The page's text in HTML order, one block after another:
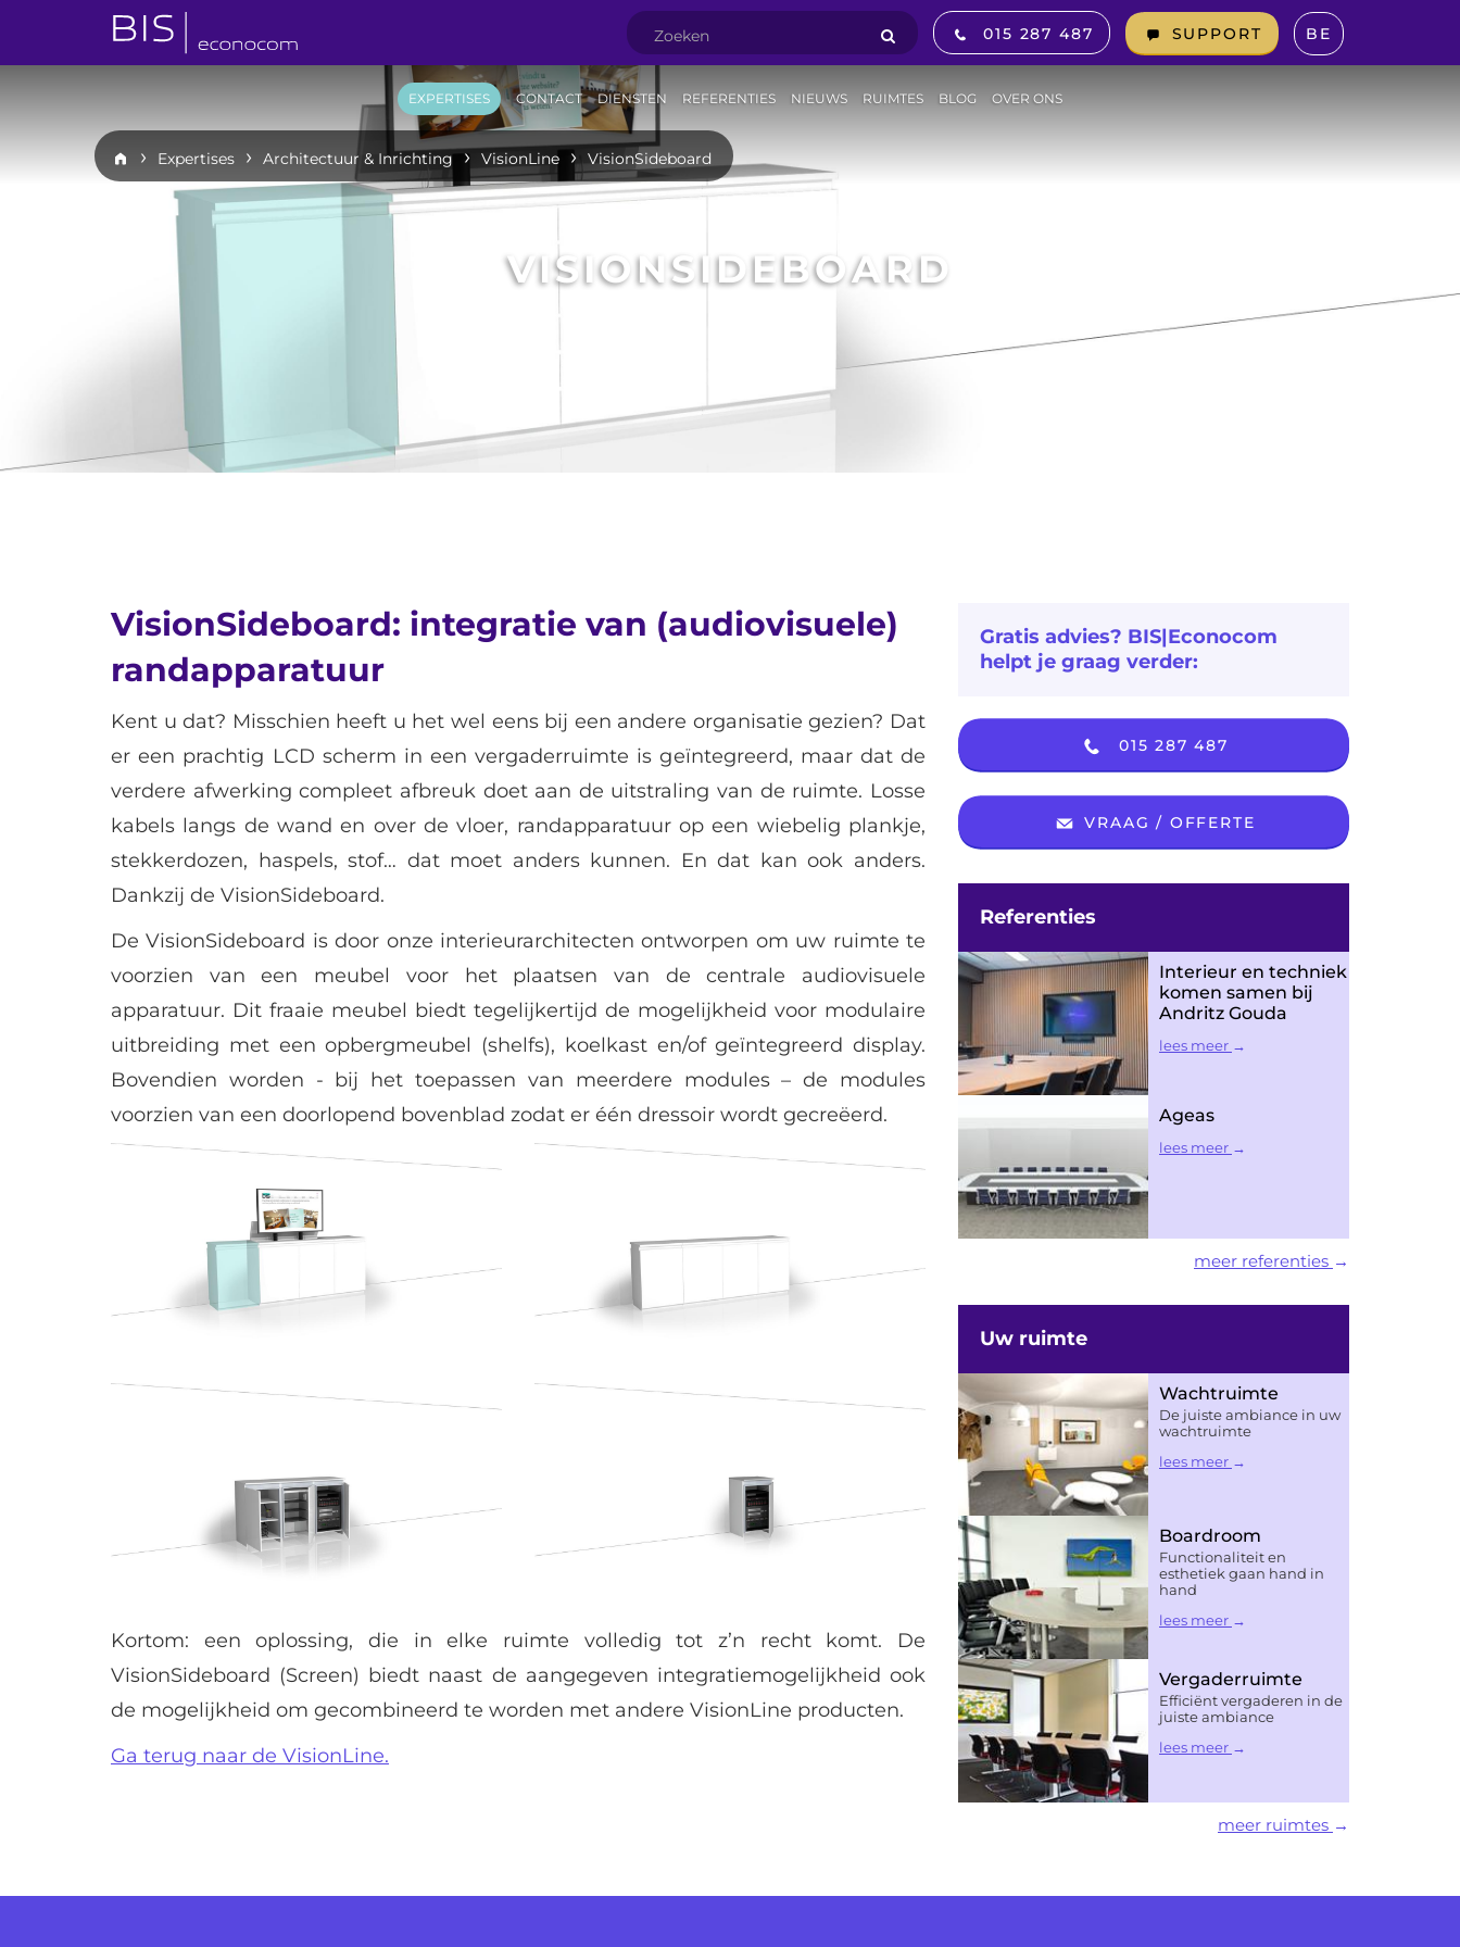
015 287 487 SUPPORT BE
EXPERTISES CONTACT DIENSTEN REFERENTIES NIEUWS RUIMTES BLOG OVER ONS
Expertises Architectuur & Inrichting VisionLine VisionSideboard
VISIONSIDEBOARD
VisionSideboard: integratie van (audiovisuele)
randapparatuur
Kent u dat? Misschien heeft u het wel eens bij een andere organisatie gezien? Dat
er een prachtig LCD scherm in een vergaderruimte is geïntegreerd, maar dat de
verdere afwerking compleet afbreuk doet aan de uitstraling van de ruimte. Losse
kabels langs de wand en over de vloer, randapparatuur op een wiebelig plankje,
stekkerdozen, haspels, stof… dat moet anders kunnen. En dat kan ook anders.
Dankzij de VisionSideboard.
De VisionSideboard is door onze interieurarchitecten ontworpen om uw ruimte te
voorzien van een meubel voor het plaatsen van de centrale audiovisuele
apparatuur. Dit fraaie meubel biedt tegelijkertijd de mogelijkheid voor modulaire
uitbreiding met een opbergmeubel (shelfs), koelkast en/of geïntegreerd display.
Bovendien worden - bij het toepassen van meerdere modules – de modules
voorzien van een doorlopend bovenblad zodat er één dressoir wordt gecreëerd.
Kortom: een oplossing, die in elke ruimte volledig tot z’n recht komt. De
VisionSideboard (Screen) biedt naast de aangegeven integratiemogelijkheid ook
de mogelijkheid om gecombineerd te worden met andere VisionLine producten.
Ga terug naar de VisionLine.
Gratis advies? BIS|Econocom
helpt je graag verder:
015 287 487
VRAAG / OFFERTE
Referenties
Interieur en techniek
komen samen bij
Andritz Gouda
lees meer
Ageas
lees meer
meer referenties
Uw ruimte
Wachtruimte
De juiste ambiance in uw
wachtruimte
lees meer
Boardroom
Functionaliteit en
esthetiek gaan hand in
hand
lees meer
Vergaderruimte
Efficiënt vergaderen in de
juiste ambiance
lees meer
meer ruimtes